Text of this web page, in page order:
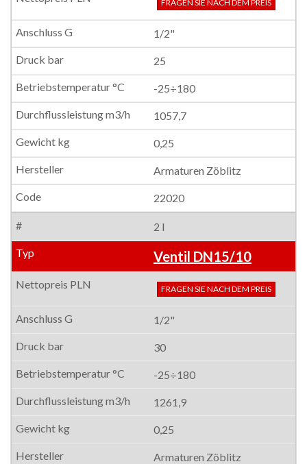
FRAGEN SIE NACH DEM PREIS
1/2"
25
-25÷180
1057,7
0,25
Armaturen Zöblitz
22020
2 l
Ventil DN15/10
FRAGEN SIE NACH DEM PREIS
1/2"
30
-25÷180
1261,9
0,25
Armaturen Zöblitz